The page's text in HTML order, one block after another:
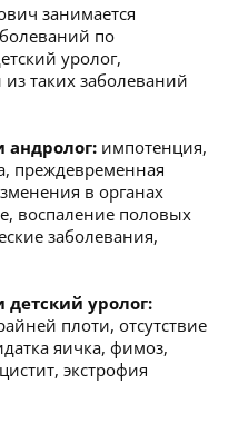
занимается
по
уролог,
таких заболеваний
андролог: импотенция,
преждевременная
в органах
воспаление половых
заболевания,
детский уролог:
плоти, отсутствие
яичка, фимоз,
экстрофия